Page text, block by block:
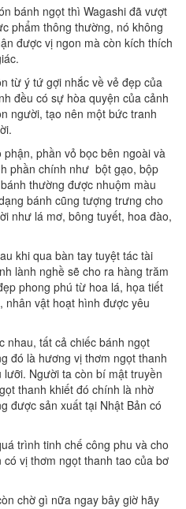
bánh ngọt thì Wagashi đã vượt
phẩm thông thường, nó không
được vị ngon mà còn kích thích
từ ý tứ gợi nhắc về vẻ đẹp của
đều có sự hòa quyện của cảnh
người, tạo nên một bức tranh
phần vỏ bọc bên ngoài và
phần chính như bột gạo, bộp
thường được nhuộm màu
bánh cũng tượng trưng cho
như lá mơ, bông tuyết, hoa đào,
khi qua bàn tay tuyệt tác tài
lành nghề sẽ cho ra hàng trăm
phong phú từ hoa lá, họa tiết
nhân vật hoạt hình được yêu
nhau, tất cả chiếc bánh ngọt
đó là hương vị thơm ngọt thanh
Người ta còn bí mật truyền
thanh khiết đó chính là nhờ
được sản xuất tại Nhật Bản có
trình tinh chế công phu và cho
vị thơm ngọt thanh tao của bơ
chờ gì nữa ngay bây giờ hãy